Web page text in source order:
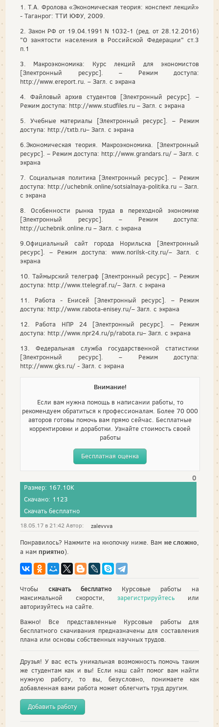
1. Т.А. Фролова «Экономическая теория: конспект лекций»
- Таганрог: ТТИ ЮФУ, 2009.
2. Закон РФ от 19.04.1991 N 1032-1 (ред. от 28.12.2016)
"О занятости населения в Российской Федерации" ст.3
п.1
3. Макроэкономика: Курс лекций для экономистов
[Электронный ресурс]. – Режим доступа:
http://www.ereport.ru. – Загл. с экрана
4. Файловый архив студентов [Электронный ресурс]. –
Режим доступа: http://www.studfiles.ru – Загл. с экрана
5. Учебные материалы [Электронный ресурс]. – Режим
доступа: http://txtb.ru– Загл. с экрана
6.Экономическая теория. Макроэкономика. [Электронный
ресурс]. – Режим доступа: http://www.grandars.ru/ – Загл. с
экрана
7. Социальная политика [Электронный ресурс]. – Режим
доступа: http://uchebnik.online/sotsialnaya-politika.ru – Загл.
с экрана
8. Особенности рынка труда в переходной экономике
[Электронный ресурс]. – Режим доступа:
http://uchebnik.online.ru – Загл. с экрана
9.Официальный сайт города Норильска [Электронный
ресурс]. – Режим доступа: www.norilsk-city.ru/– Загл. с
экрана
10. Таймырский телеграф [Электронный ресурс]. – Режим
доступа: http://www.ttelegraf.ru/– Загл. с экрана
11. Работа - Енисей [Электронный ресурс]. – Режим
доступа: http://www.rabota-enisey.ru/– Загл. с экрана
12. Работа НПР 24 [Электронный ресурс]. – Режим
доступа: http://www.npr24.ru/p/rabota.ru– Загл. с экрана
13. Федеральная служба государственной статистики
[Электронный ресурс]. – Режим доступа:
http://www.gks.ru/ - Загл. с экрана
Внимание!
Если вам нужна помощь в написании работы, то
рекомендуем обратиться к профессионалам. Более 70 000
авторов готовы помочь вам прямо сейчас. Бесплатные
корректировки и доработки. Узнайте стоимость своей
работы
Бесплатная оценка
0
Размер: 167.10K
Скачано: 1123
Скачать бесплатно
18.05.17 в 21:42 Автор: zalevvva
Понравилось? Нажмите на кнопочку ниже. Вам не сложно,
а нам приятно).
Чтобы скачать бесплатно Курсовые работы на
максимальной скорости,зарегистрируйтесь или
авторизуйтесь на сайте.
Важно! Все представленные Курсовые работы для
бесплатного скачивания предназначены для составления
плана или основы собственных научных трудов.
Друзья! У вас есть уникальная возможность помочь таким
же студентам как и вы! Если наш сайт помог вам найти
нужную работу, то вы, безусловно, понимаете как
добавленная вами работа может облегчить труд другим.
Добавить работу